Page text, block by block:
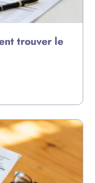
trouver le